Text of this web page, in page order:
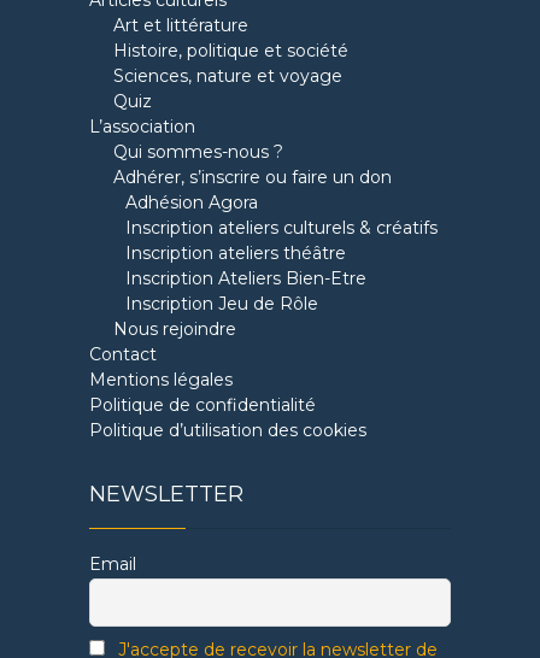
Art et littérature
Histoire, politique et société
Sciences, nature et voyage
Quiz
L’association
Qui sommes-nous ?
Adhérer, s’inscrire ou faire un don
Adhésion Agora
Inscription ateliers culturels & créatifs
Inscription ateliers théâtre
Inscription Ateliers Bien-Etre
Inscription Jeu de Rôle
Nous rejoindre
Contact
Mentions légales
Politique de confidentialité
Politique d’utilisation des cookies
NEWSLETTER
Email
J'accepte de recevoir la newsletter de